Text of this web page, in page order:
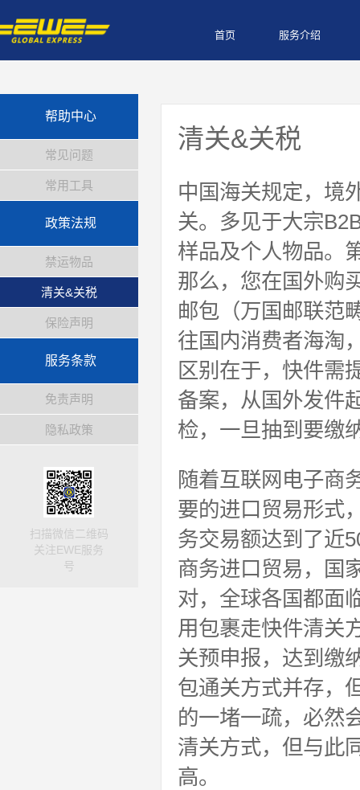
首页 服务介绍
帮助中心
常见问题
常用工具
政策法规
禁运物品
清关&关税
保险声明
服务条款
免责声明
隐私政策
扫描微信二维码
关注EWE服务
号
清关&关税
中国海关规定，境
关。多见于大宗
样品及个人物品。
那么，您在国外购
邮包（万国邮联范
往国内消费者海淘
区别在于，快件需
备案，从国外发件
检，一旦抽到要缴
随着互联网电子商
要的进口贸易形式
务交易额达到了近
商务进口贸易，国
对，全球各国都面
用包裹走快件清关
关预申报，达到缴
包通关方式并存，
的一堵一疏，必然
清关方式，但与此
高。